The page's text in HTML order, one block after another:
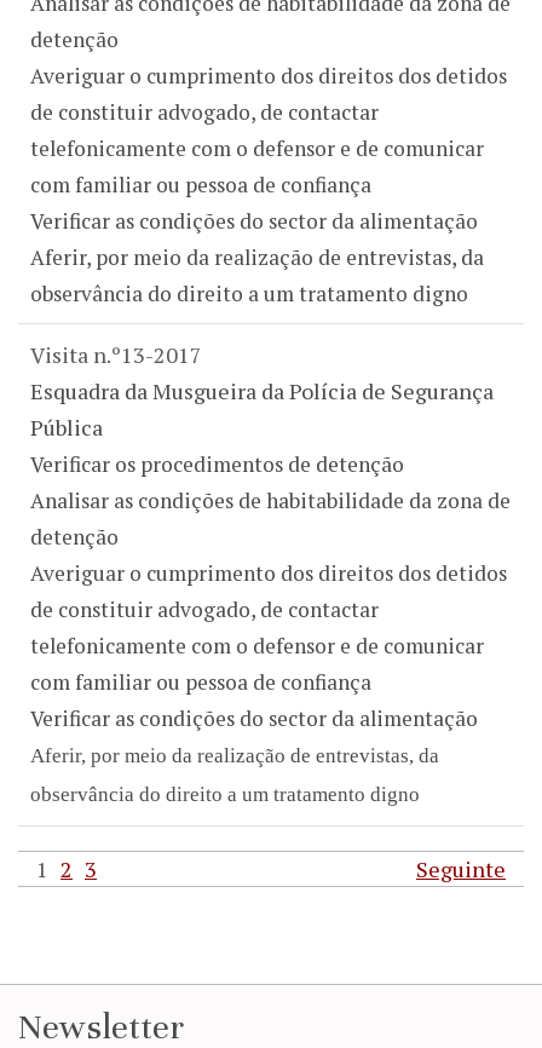
detenção
Averiguar o cumprimento dos direitos dos detidos
de constituir advogado, de contactar
telefonicamente com o defensor e de comunicar
com familiar ou pessoa de confiança
Verificar as condições do sector da alimentação
Aferir, por meio da realização de entrevistas, da
observância do direito a um tratamento digno
Visita n.º13-2017
Esquadra da Musgueira da Polícia de Segurança
Pública
Verificar os procedimentos de detenção
Analisar as condições de habitabilidade da zona de
detenção
Averiguar o cumprimento dos direitos dos detidos
de constituir advogado, de contactar
telefonicamente com o defensor e de comunicar
com familiar ou pessoa de confiança
Verificar as condições do sector da alimentação
Aferir, por meio da realização de entrevistas, da
observância do direito a um tratamento digno
1 2 3 Seguinte
Newsletter